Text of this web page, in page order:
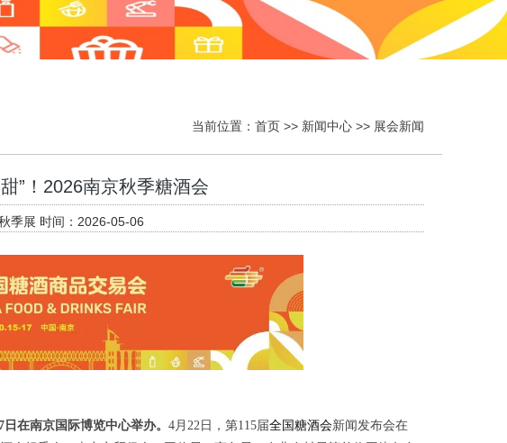
当前位置： 首页 >> 新闻中心 >> 展会新闻
”！2026南京秋季糖酒会
季展 时间：2026-05-06
在南京国际博览中心举办。 4月22日，第115届全国糖酒会新闻发布会在